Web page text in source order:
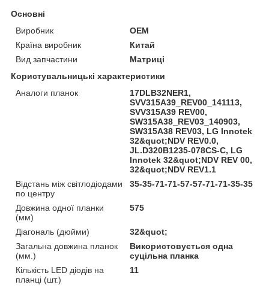
Основні
Виробник
OEM
Країна виробник
Китай
Вид запчастини
Матриці
Користувальницькі характеристики
Аналоги планок
17DLB32NER1,
SVV315A39_REV00_141113,
SVV315A39 REV00,
SW315A38_REV03_140903,
SW315A38 REV03, LG Innotek
32&quot;NDV REV0.0,
JL.D320B1235-078CS-C, LG
Innotek 32&quot;NDV REV 00,
32&quot;NDV REV1.1
Відстань між світлодіодами
по центру
35-35-71-71-57-57-71-71-35-35
Довжина одної планки
(мм)
575
Діагональ (дюйми)
32&quot;
Загальна довжина планок
(мм.)
Використовується одна
суцільна планка
Кількість LED діодів на
планці (шт.)
11